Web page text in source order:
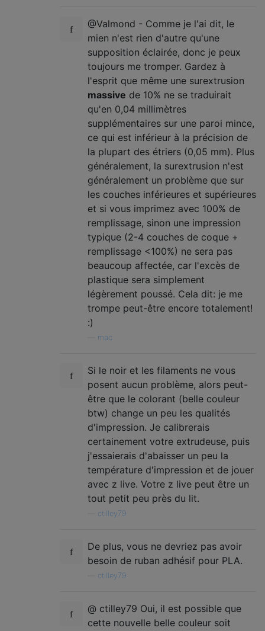
@Valmond - Comme je l'ai dit, le
mien n'est rien d'autre qu'une
supposition éclairée, donc je peux
toujours me tromper. Gardez à
l'esprit que même une surextrusion
massive de 10% ne se traduirait
qu'en 0,04 millimètres
supplémentaires sur une paroi mince,
ce qui est inférieur à la précision de
la plupart des étriers (0,05 mm). Plus
généralement, la surextrusion n'est
généralement un problème que sur
les couches inférieures et supérieures
et si vous imprimez avec 100% de
remplissage, sinon une impression
typique (2-4 couches de coque +
remplissage <100%) ne sera pas
beaucoup affectée, car l'excès de
plastique sera simplement
légèrement poussé. Cela dit: je me
trompe peut-être encore totalement!
:)
mac
Si le noir et les filaments ne vous
posent aucun problème, alors peut-
être que le colorant (belle couleur
btw) change un peu les qualités
d'impression. Je calibrerais
certainement votre extrudeuse, puis
j'essaierais d'abaisser un peu la
température d'impression et de jouer
avec z live. Votre z live peut être un
tout petit peu près du lit.
ctilley79
De plus, vous ne devriez pas avoir
besoin de ruban adhésif pour PLA.
ctilley79
@ ctilley79 Oui, il est possible que
cette nouvelle belle couleur soit